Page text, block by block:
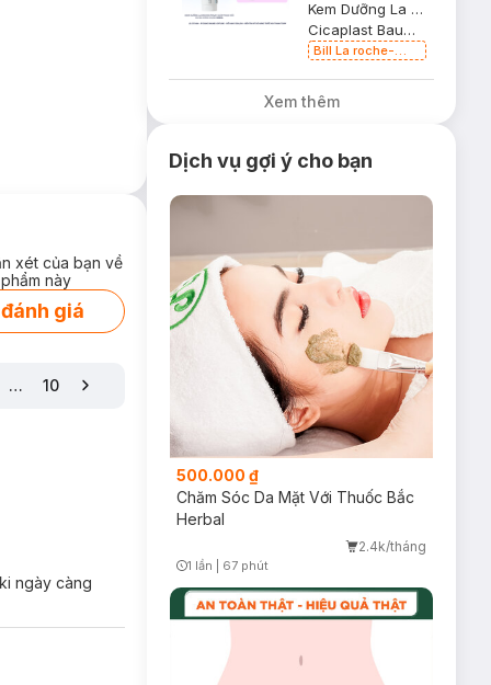
vẫn an toàn
bông cotton*.
xét của bạn về
này
giá
… 10
ngày càng
Kem Dưỡng La Roche-Posay Giúp Phục Hồi Da Đa Công Dụng 100ml
Cicaplast Baume B5+ Ultra-Repairing Soothing Balm
Bill La roche-
da dầu nhạy cảm
Xem thêm
Dịch vụ gợi ý cho bạn
500.000 ₫
Chăm Sóc Da Mặt Với Thuốc Bắc
Herbal
2.4k/tháng
1 lần 67 phút